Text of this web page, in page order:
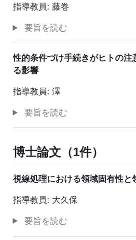
指導教員: 藤巻
要旨を読む
性的条件づけ手続きがヒトの注
る影響
指導教員: 澤
要旨を読む
博士論文（1件）
視線処理における領域固有性と
指導教員: 大久保
要旨を読む